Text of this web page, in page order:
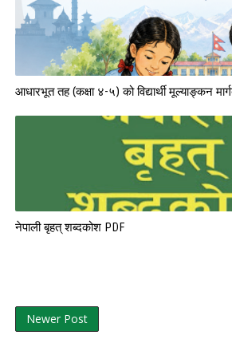
आधारभूत तह (कक्षा ४-५) को विद्यार्थी मूल्याङ्कन
नेपाली बृहत् शब्दकोश PDF
Newer Post